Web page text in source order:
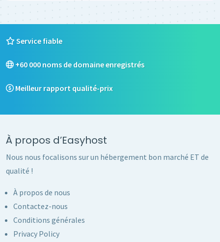
Service fiable
+60 000 noms de domaine enregistrés
Meilleur rapport qualité-prix
À propos d’Easyhost
Nous nous focalisons sur un hébergement bon marché ET de
qualité !
À propos de nous
Contactez-nous
Conditions générales
Privacy Policy